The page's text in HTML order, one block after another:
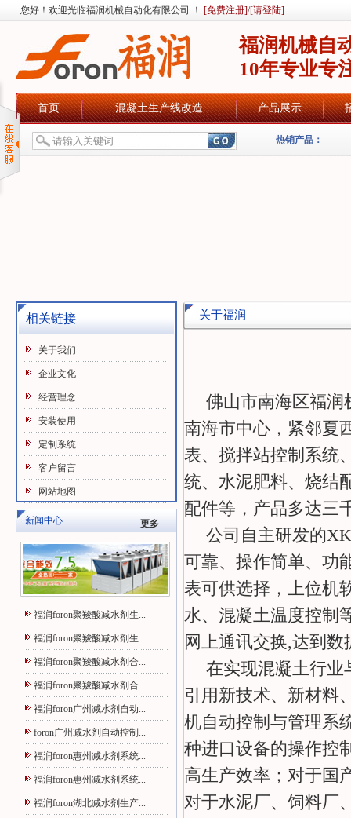
您好！欢迎光临福润机械自动化有限公司 ！ [免费注册]/[请登陆]
福润机械自
10年专业专
首页 混凝土生产线改造 产品展示
热销产品：
相关链接
关于我们
企业文化
经营理念
安装使用
定制系统
客户留言
网站地图
新闻中心 更多
福润foron聚羧酸减水剂生...
福润foron聚羧酸减水剂生...
福润foron聚羧酸减水剂合...
福润foron聚羧酸减水剂合...
福润foron广州减水剂自动...
foron广州减水剂自动控制...
福润foron惠州减水剂系统...
福润foron惠州减水剂系统...
福润foron湖北减水剂生产...
关于福润
佛山市南海区福润
南海市中心，紧邻夏
表、搅拌站控制系统
统、水泥肥料、烧结
配件等，产品多达三
公司自主研发的
可靠、操作简单、功
表可供选择，上位机
水、混凝土温度控制
网上通讯交换,达到数
在实现混凝土行业
引用新技术、新材料
机自动控制与管理系
种进口设备的操作控
高生产效率；对于国
对于水泥厂、饲料厂